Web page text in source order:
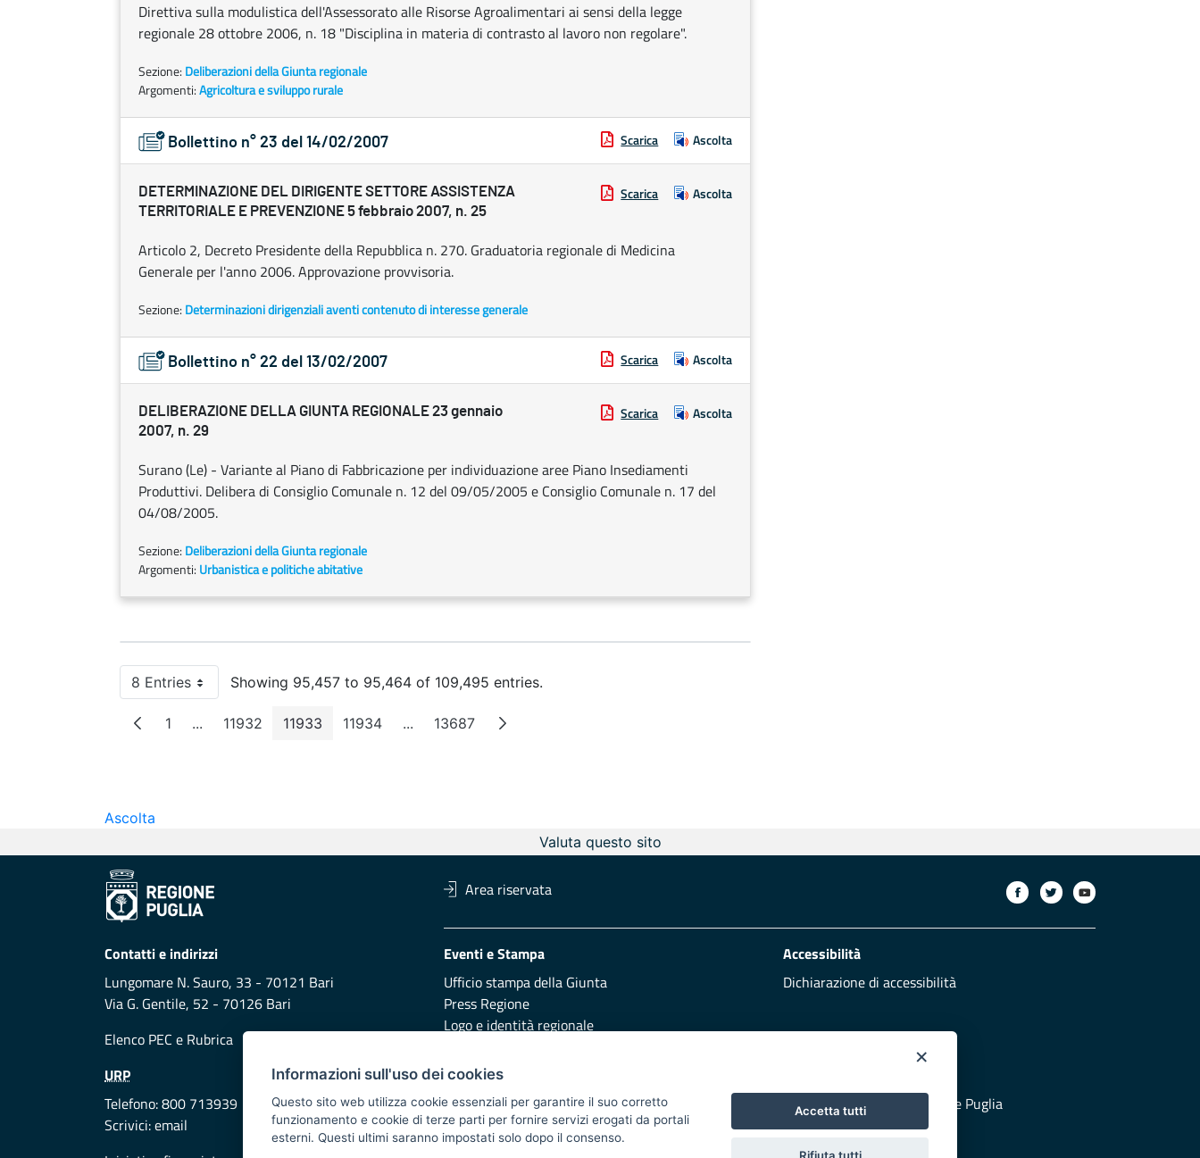
Direttiva sulla modulistica dell'Assessorato alle Risorse Agroalimentari ai sensi della legge
regionale 28 ottobre 2006, n. 18 "Disciplina in materia di contrasto al lavoro non regolare".
Sezione: Deliberazioni della Giunta regionale
Argomenti:Agricoltura e sviluppo rurale
Bollettino n° 23 del 14/02/2007 Scarica Ascolta
DETERMINAZIONE DEL DIRIGENTE SETTORE ASSISTENZA
TERRITORIALE E PREVENZIONE 5 febbraio 2007, n. 25
Scarica Ascolta
Articolo 2, Decreto Presidente della Repubblica n. 270. Graduatoria regionale di Medicina
Generale per l'anno 2006. Approvazione provvisoria.
Sezione: Determinazioni dirigenziali aventi contenuto di interesse generale
Bollettino n° 22 del 13/02/2007 Scarica Ascolta
DELIBERAZIONE DELLA GIUNTA REGIONALE 23 gennaio
2007, n. 29
Scarica Ascolta
Surano (Le) - Variante al Piano di Fabbricazione per individuazione aree Piano Insediamenti
Produttivi. Delibera di Consiglio Comunale n. 12 del 09/05/2005 e Consiglio Comunale n. 17 del
04/08/2005.
Sezione: Deliberazioni della Giunta regionale
Argomenti: Urbanistica e politiche abitative
8 EntriesPer PageShowing 95,457 to 95,464 of 109,495 entries.
Page
1 ...Intermediate Pages
Page
11932 Page
11933 Page
11934 ...Intermediate Pages
Page
13687
Ascolta
Valuta questo sito
Area riservata
Contatti e indirizzi
Lungomare N. Sauro, 33 - 70121 Bari
Via G. Gentile, 52 - 70126 Bari
Elenco PEC e Rubrica
Eventi e Stampa
Ufficio stampa della Giunta
Press Regione
Logo e identità regionale
Accessibilità
Dichiarazione di accessibilità
URP
Telefono: 800 713939
Scrivici:email
Redazione
Presentazione
Responsabili di pubblicazione
Vai al sito di Protezione Civile Puglia
×
Informazioni sull'uso dei cookies
Questo sito web utilizza cookie essenziali per garantire il suo corretto
funzionamento e cookie di terze parti per fornire servizi erogati da portali
esterni. Questi ultimi saranno impostati solo dopo il consenso.
Accetta tutti
Rifiuta tutti